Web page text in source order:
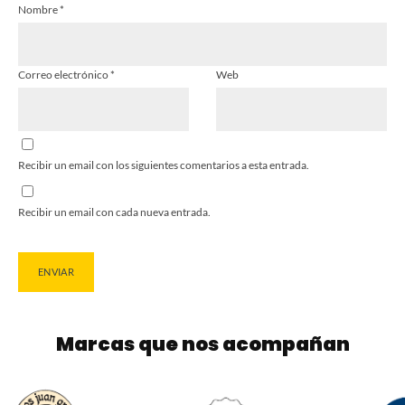
Nombre*
Correo electrónico* Web
Recibir un email con los siguientes comentarios a esta entrada.
Recibir un email con cada nueva entrada.
Marcas que nos acompañan